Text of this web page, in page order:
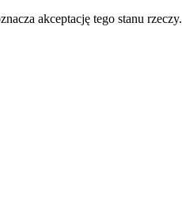
akceptację tego stanu rzeczy.